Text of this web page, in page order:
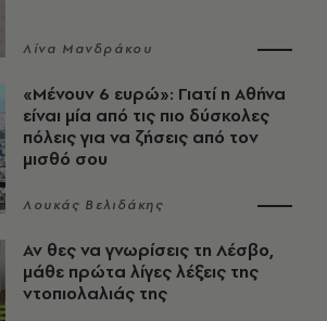
Λίνα Μανδράκου
«Μένουν 6 ευρώ»: Γιατί η Αθήνα
είναι μία από τις πιο δύσκολες
πόλεις για να ζήσεις από τον
μισθό σου
Λουκάς Βελιδάκης
Αν θες να γνωρίσεις τη Λέσβο,
μάθε πρώτα λίγες λέξεις της
ντοπιολαλιάς της